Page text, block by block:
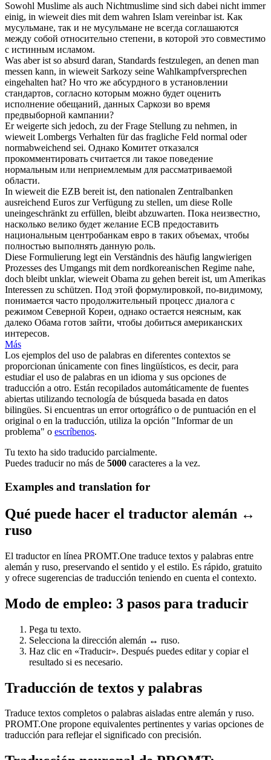
Sowohl Muslime als auch Nichtmuslime sind sich dabei nicht immer
einig, in wieweit dies mit dem wahren Islam vereinbar ist. Как
мусульмане, так и не мусульмане не всегда соглашаются
между собой относительно степени, в которой это совместимо
с истинным исламом.
Was aber ist so absurd daran, Standards festzulegen, an denen man
messen kann, in wieweit Sarkozy seine Wahlkampfversprechen
eingehalten hat? Но что же абсурдного в установлении
стандартов, согласно которым можно будет оценить
исполнение обещаний, данных Саркози во время
предвыборной кампании?
Er weigerte sich jedoch, zu der Frage Stellung zu nehmen, in
wieweit Lombergs Verhalten für das fragliche Feld normal oder
normabweichend sei. Однако Комитет отказался
прокомментировать считается ли такое поведение
нормальным или неприемлемым для рассматриваемой
области.
In wieweit die EZB bereit ist, den nationalen Zentralbanken
ausreichend Euros zur Verfügung zu stellen, um diese Rolle
uneingeschränkt zu erfüllen, bleibt abzuwarten. Пока неизвестно,
насколько велико будет желание ECB предоставить
национальным центробанкам евро в таких объемах, чтобы
полностью выполнять данную роль.
Diese Formulierung legt ein Verständnis des häufig langwierigen
Prozesses des Umgangs mit dem nordkoreanischen Regime nahe,
doch bleibt unklar, wieweit Obama zu gehen bereit ist, um Amerikas
Interessen zu schützen. Под этой формулировкой, по-видимому,
понимается часто продолжительный процесс диалога с
режимом Северной Кореи, однако остается неясным, как
далеко Обама готов зайти, чтобы добиться американских
интересов.
Más
Los ejemplos del uso de palabras en diferentes contextos se
proporcionan únicamente con fines lingüísticos, es decir, para
estudiar el uso de palabras en un idioma y sus opciones de
traducción a otro. Están recopilados automáticamente de fuentes
abiertas utilizando tecnología de búsqueda basada en datos
bilingües. Si encuentras un error ortográfico o de puntuación en el
original o en la traducción, utiliza la opción "Informar de un
problema" o escríbenos.
Tu texto ha sido traducido parcialmente.
Puedes traducir no más de 5000 caracteres a la vez.
Examples and translation for
Qué puede hacer el traductor alemán ↔
ruso
El traductor en línea PROMT.One traduce textos y palabras entre
alemán y ruso, preservando el sentido y el estilo. Es rápido, gratuito
y ofrece sugerencias de traducción teniendo en cuenta el contexto.
Modo de empleo: 3 pasos para traducir
Pega tu texto.
Selecciona la dirección alemán ↔ ruso.
Haz clic en «Traducir». Después puedes editar y copiar el
resultado si es necesario.
Traducción de textos y palabras
Traduce textos completos o palabras aisladas entre alemán y ruso.
PROMT.One propone equivalentes pertinentes y varias opciones de
traducción para reflejar el significado con precisión.